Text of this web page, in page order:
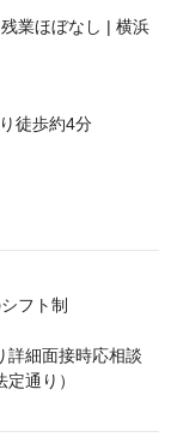
徒歩約4分
フト制
詳細面接時応相談
通り）